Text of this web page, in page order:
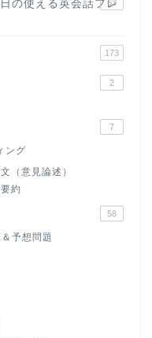
の使える英会話フレ
63
173
2
7
ング
（意見論述）
約
58
予想問題